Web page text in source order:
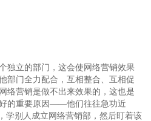
独立的部门，这会使网络营销效果
部门全力配合，互相整合、互相促
络营销是做不出来效果的，这也是
的重要原因——他们往往急功近
学别人成立网络营销部，然后盯着该